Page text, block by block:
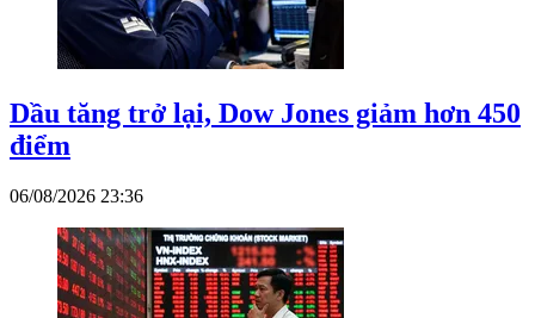
Dầu tăng trở lại, Dow Jones giảm hơn 450
điểm
06/08/2026 23:36